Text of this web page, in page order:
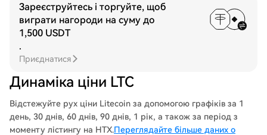
Зареєструйтесь і торгуйте, щоб
виграти нагороди на суму до
1,500 USDT
.
Приєднатися
Динаміка ціни LTC
Відстежуйте рух ціни Litecoin за допомогою графіків за 1
день, 30 днів, 60 днів, 90 днів, 1 рік, а також за період з
моменту лістингу на HTX.Переглядайте більше даних о